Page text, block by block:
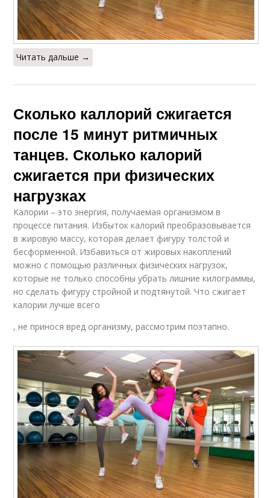
Читать дальше →
Сколько каллорий сжигается
после 15 минут ритмичных
танцев. Сколько калорий
сжигается при физических
нагрузках
Калории – это энергия, получаемая организмом в
процессе питания. Избыток калорий преобразовывается
в жировую массу, которая делает фигуру толстой и
бесформенной. Избавиться от жировых накоплений
можно с помощью различных физических нагрузок,
которые не только способны убрать лишние килограммы,
но сделать фигуру стройной и подтянутой. Что сжигает
калории лучше всего
, не принося вред организму, рассмотрим поэтапно.